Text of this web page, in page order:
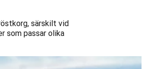
särskilt vid
som passar olika